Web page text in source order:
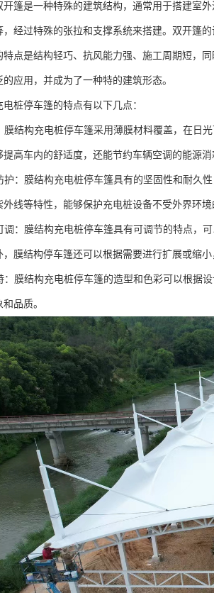
开篷是一种特殊的建筑结构，通常用于搭建室
，经过特殊的张拉和支撑系统来搭建。双开篷
特点是结构轻巧、抗风能力强、施工周期短，
的应用，并成为了一种特的建筑形态。
电桩停车篷的特点有以下几点：
膜结构充电桩停车篷采用薄膜材料覆盖，在日
提高车内的舒适度，还能节约车辆空调的能源消
护：膜结构充电桩停车篷具有的坚固性和耐久
外线等特性，能够保护充电桩设备不受外界环境
调：膜结构充电桩停车篷具有可调节的特点，
，膜结构停车篷还可以根据需要进行扩展或缩小
：膜结构充电桩停车篷的造型和色彩可以根据
品质。